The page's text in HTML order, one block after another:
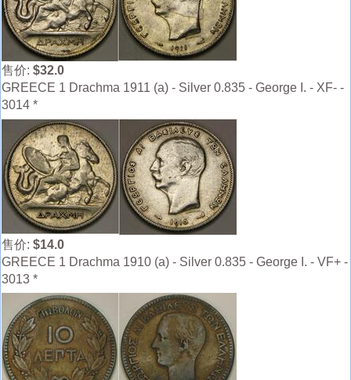
售价: $32.0
GREECE 1 Drachma 1911 (a) - Silver 0.835 - George I. - XF- -
3014 *
售价: $14.0
GREECE 1 Drachma 1910 (a) - Silver 0.835 - George I. - VF+ -
3013 *